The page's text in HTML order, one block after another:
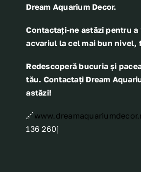
Dream Aquarium Decor.
Contactați-ne astăzi pentru a
acvariul la cel mai bun nivel,
Redescoperă bucuria și
tău. Contactați Dream
astăzi!
🔗
136 260]